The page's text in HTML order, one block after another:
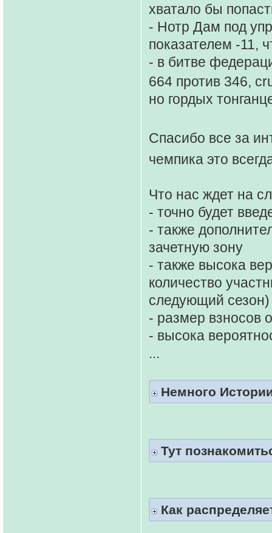
хватало бы
- Нотр Дам под
показателем -11,
- в битве
664 против 346,
но гордых
Спасибо все за
чемпика это
Что нас ждет на
- точно будет
- также
зачетную зону
- также высока
количество
следующий сезон)
- размер взносов
- высока
...
Немного
Тут
Как